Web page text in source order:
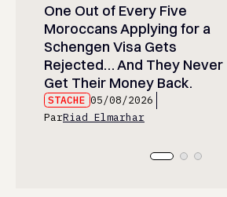
One Out of Every Five
Moroccans Applying for a
Schengen Visa Gets
Rejected… And They Never
Get Their Money Back.
STACHE 05/08/2026
ParRiad Elmarhar